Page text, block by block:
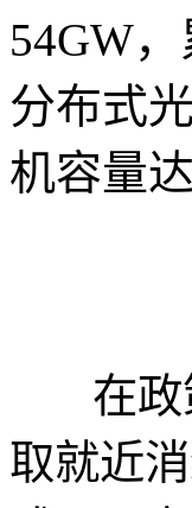
54GW
分布式
机容量
在政策
取就近